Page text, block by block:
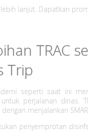
lanjut. Dapatkan
TRAC
Trip
seperti saat ini
perjalanan dinas.
menjalankan
penyemprotan